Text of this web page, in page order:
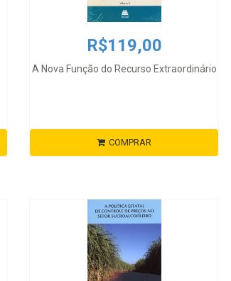
R$119,00
A Nova Função do Recurso Extraordinário
COMPRAR